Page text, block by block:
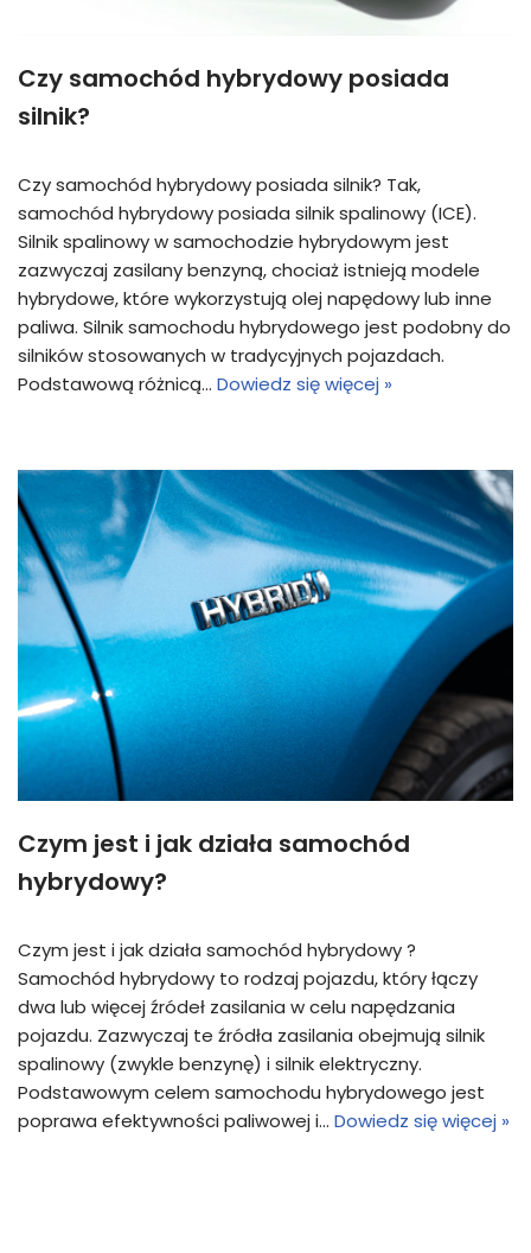
Czy samochód hybrydowy posiada
silnik?
Czy samochód hybrydowy posiada silnik? Tak,
samochód hybrydowy posiada silnik spalinowy (ICE).
Silnik spalinowy w samochodzie hybrydowym jest
zazwyczaj zasilany benzyną, chociaż istnieją modele
hybrydowe, które wykorzystują olej napędowy lub inne
paliwa. Silnik samochodu hybrydowego jest podobny do
silników stosowanych w tradycyjnych pojazdach.
Podstawową różnicą… Dowiedz się więcej »
Czym jest i jak działa samochód
hybrydowy?
Czym jest i jak działa samochód hybrydowy ?
Samochód hybrydowy to rodzaj pojazdu, który łączy
dwa lub więcej źródeł zasilania w celu napędzania
pojazdu. Zazwyczaj te źródła zasilania obejmują silnik
spalinowy (zwykle benzynę) i silnik elektryczny.
Podstawowym celem samochodu hybrydowego jest
poprawa efektywności paliwowej i… Dowiedz się więcej »